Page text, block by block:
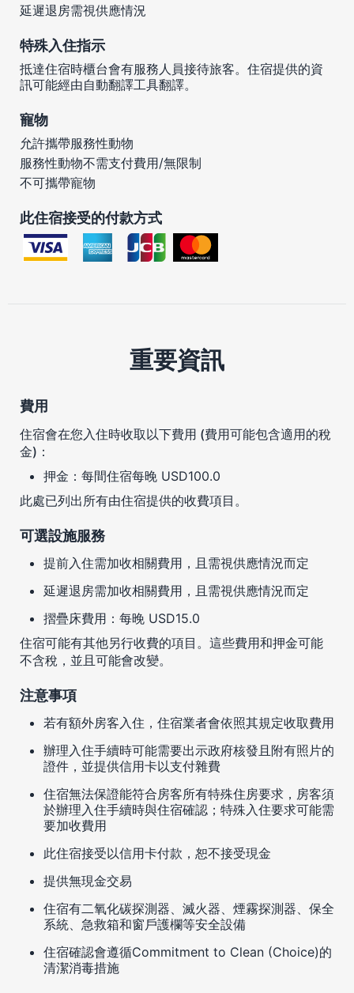
延遲退房需視供應情況
特殊入住指示
抵達住宿時櫃台會有服務人員接待旅客。住宿提供的資
訊可能經由自動翻譯工具翻譯。
寵物
允許攜帶服務性動物
服務性動物不需支付費用/無限制
不可攜帶寵物
此住宿接受的付款方式
重要資訊
費用
住宿會在您入住時收取以下費用 (費用可能包含適用的稅
金)：
押金：每間住宿每晚 USD100.0
此處已列出所有由住宿提供的收費項目。
可選設施服務
提前入住需加收相關費用，且需視供應情況而定
延遲退房需加收相關費用，且需視供應情況而定
摺疊床費用：每晚 USD15.0
住宿可能有其他另行收費的項目。這些費用和押金可能
不含稅，並且可能會改變。
注意事項
若有額外房客入住，住宿業者會依照其規定收取費用
辦理入住手續時可能需要出示政府核發且附有照片的
證件，並提供信用卡以支付雜費
住宿無法保證能符合房客所有特殊住房要求，房客須
於辦理入住手續時與住宿確認；特殊入住要求可能需
要加收費用
此住宿接受以信用卡付款，恕不接受現金
提供無現金交易
住宿有二氧化碳探測器、滅火器、煙霧探測器、保全
系統、急救箱和窗戶護欄等安全設備
住宿確認會遵循Commitment to Clean (Choice)的
清潔消毒措施